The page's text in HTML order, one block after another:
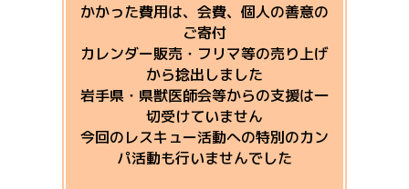
かかった費用は、会費、個人の善意の
ご寄付
カレンダー販売・フリマ等の売り上げ
から捻出しました
岩手県・県獣医師会等からの支援は一
切受けていません
今回のレスキュー活動への特別のカン
パ活動も行いませんでした